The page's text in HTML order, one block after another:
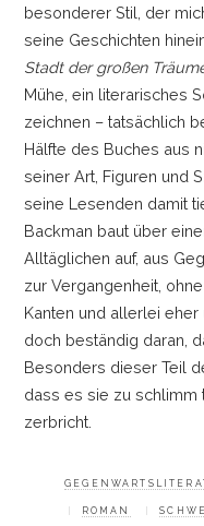
besonderer Stil, der
seine Geschichten
Stadt der großen
Mühe, ein literarisches
zeichnen –tatsächlich
Hälfte des Buches aus
seiner Art, Figuren und
seine Lesenden damit
Backman baut über
Alltäglichen auf, aus
zur Vergangenheit,
Kanten und allerlei
doch beständig daran,
Besonders dieser Teil
dass es sie zu schlimm
zerbricht.
ROMAN